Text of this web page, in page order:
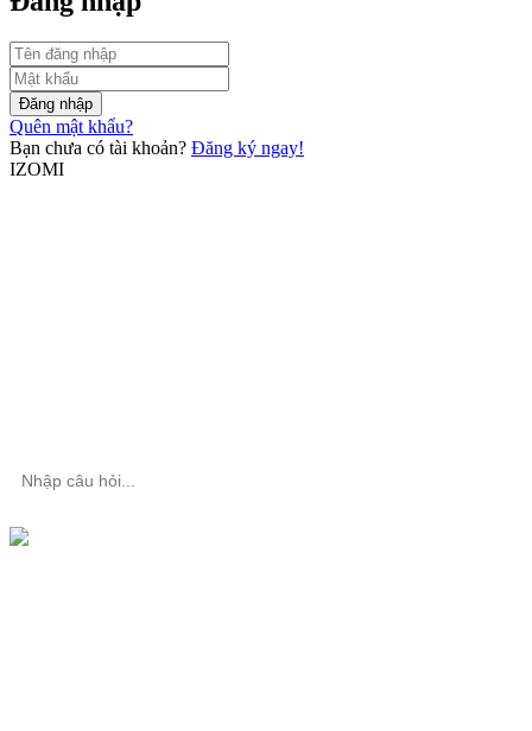
Đăng nhập
Quên mật khẩu?
Bạn chưa có tài khoản? Đăng ký ngay!
IZOMI